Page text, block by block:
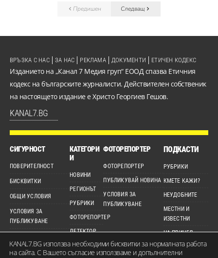
Предишен Следващ
Изданието на „Канал 7 Медия груп“ ЕООД спазва Етичния
кодекс на българските журналисти. Действителен собственик
на настоящето издание е Христо Георгиев Гешов.
KANAL7.BG
ВРЪЗКА С НАС ЗА НАС РЕКЛАМА ДОКУМЕНТИ ЕТИЧЕН КОДЕКС
СИГУРНОСТ
ПОВЕРИТЕЛНОСТ
БИСКВИТКИ
ОБЩИ УСЛОВИЯ
УСЛОВИЯ ЗА
ПУБЛИКУВАНЕ
КАРТА НА САЙТА
КАТЕГОРИ
И
НОВИНИ
РЕГИОНЪТ
РУБРИКИ
ФОТОРЕПОРТЕР
ДЕТЕКТОР
ВИДЕО
ФОТОРЕПОРТЕР
ФОТОРЕПОРТЕР
ПУБЛИКУВАЙ НОВИНА
УСЛОВИЯ ЗА
ПУБЛИКУВАНЕ
ПОДКАСТИ
РУБРИКИ
КМЕТЕ КАЖИ?
НЕУДОБНИТЕ
МЕСТНИ И
ИЗВЕСТНИ
НА ПРИЦЕЛ
KANAL7.BG използва необходими бисквитки за нормалната работа
на сайта. С Вашето съгласие използваме и допълнителни